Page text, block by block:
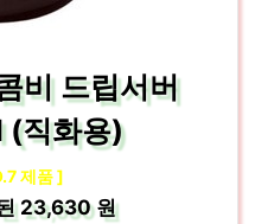
비 드립서버
직화용)
제품 ]
23,630 원